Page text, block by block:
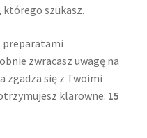
którego szukasz.
preparatami
zwracasz uwagę na
zgadza się z Twoimi
klarowne: 15